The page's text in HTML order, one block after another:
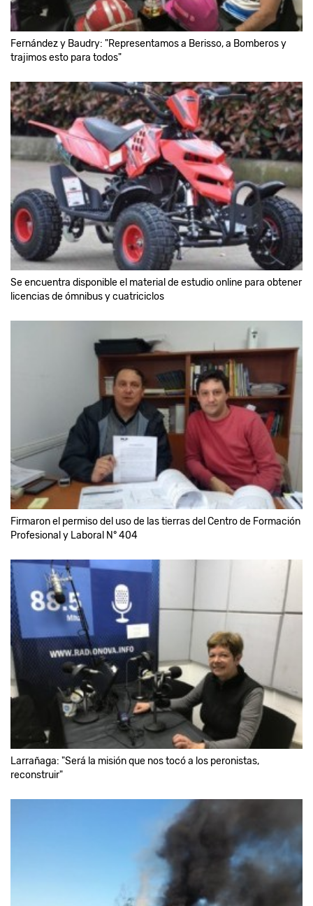
Fernández y Baudry: "Representamos a Berisso, a Bomberos y
trajimos esto para todos"
Se encuentra disponible el material de estudio online para obtener
licencias de ómnibus y cuatriciclos
Firmaron el permiso del uso de las tierras del Centro de Formación
Profesional y Laboral N° 404
Larrañaga: "Será la misión que nos tocó a los peronistas,
reconstruir"